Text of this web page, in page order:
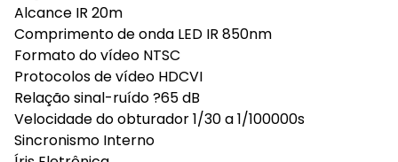
Alcance IR 20m
Comprimento de onda LED IR 850nm
Formato do vídeo NTSC
Protocolos de vídeo HDCVI
Relação sinal-ruído ?65 dB
Velocidade do obturador 1/30 a 1/100000s
Sincronismo Interno